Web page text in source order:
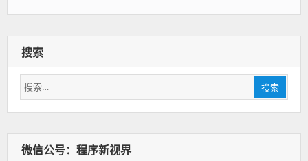
搜索
搜
索：
搜索
微信公号：程序新视界